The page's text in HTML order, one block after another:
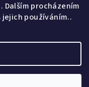
Dalším procházením
používáním..